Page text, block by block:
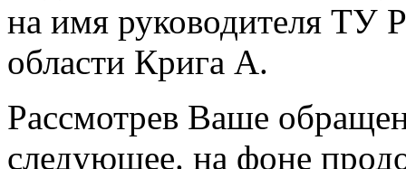
на имя руководителя ТУ
области Крига А.
Рассмотрев Ваше
следующее. на фоне